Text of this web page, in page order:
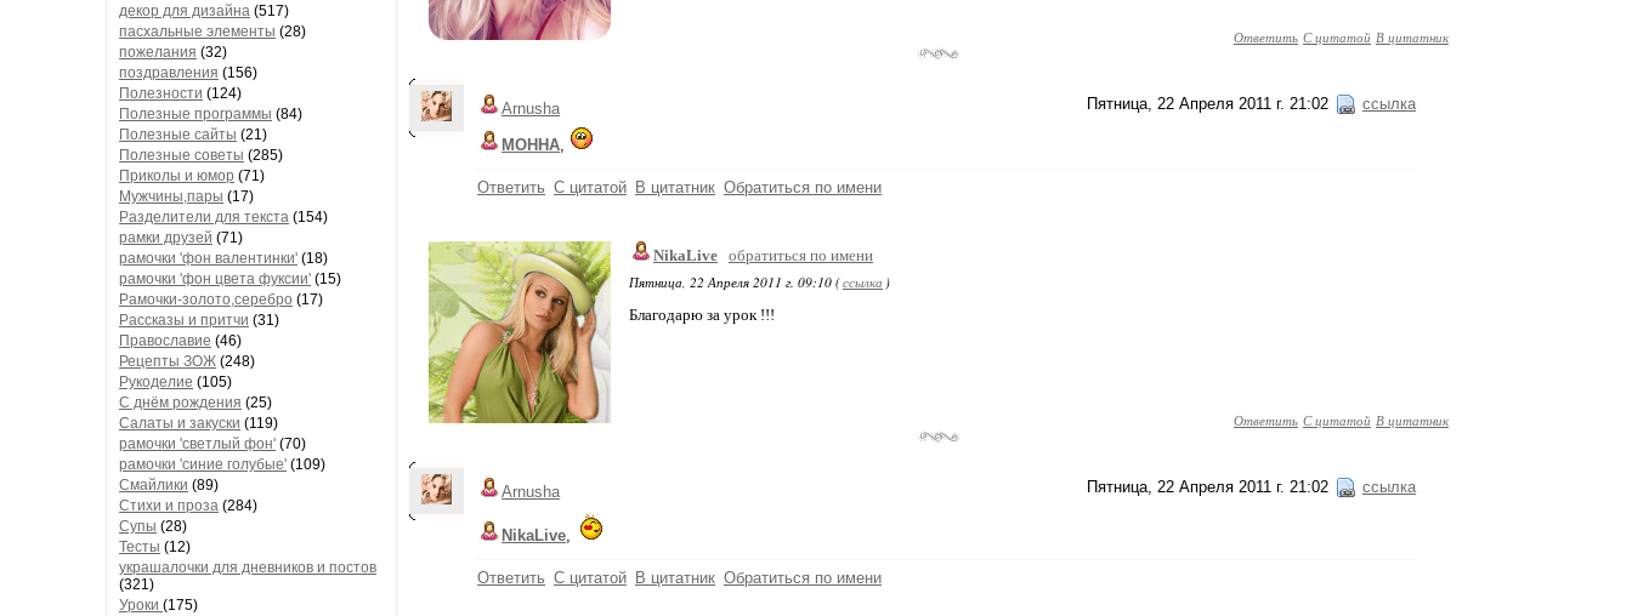
декор для дизайна (517)
пасхальные элементы (28)
пожелания (32)
поздравления (156)
Полезности (124)
Полезные программы (84)
Полезные сайты (21)
Полезные советы (285)
Приколы и юмор (71)
Мужчины,пары (17)
Разделители для текста (154)
рамки друзей (71)
рамочки 'фон валентинки' (18)
рамочки 'фон цвета фуксии' (15)
Рамочки-золото,серебро (17)
Рассказы и притчи (31)
Православие (46)
Рецепты ЗОЖ (248)
Рукоделие (105)
С днём рождения (25)
Салаты и закуски (119)
рамочки 'светлый фон' (70)
рамочки 'синие голубые' (109)
Смайлики (89)
Стихи и проза (284)
Супы (28)
Тесты (12)
украшалочки для дневников и постов
(321)
Уроки (175)
Ответить С цитатой В цитатник
Пятница, 22 Апреля 2011 г. 21:02 ссылка
Arnusha
МОННА,
Ответить С цитатой В цитатник Обратиться по имени
NikaLive обратиться по имени
Пятница, 22 Апреля 2011 г. 09:10 (ссылка )
Благодарю за урок !!!
Ответить С цитатой В цитатник
Пятница, 22 Апреля 2011 г. 21:02 ссылка
Arnusha
NikaLive,
Ответить С цитатой В цитатник Обратиться по имени